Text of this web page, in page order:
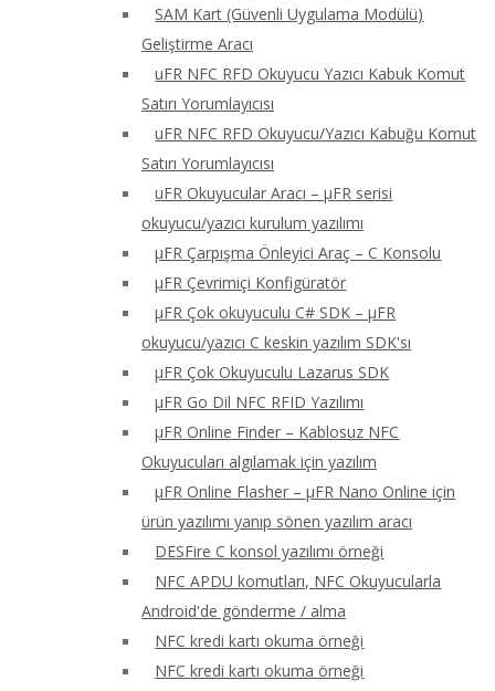
SAM Kart (Güvenli Uygulama Modülü)
Geliştirme Aracı
uFR NFC RFD Okuyucu Yazıcı Kabuk Komut
Satırı Yorumlayıcısı
uFR NFC RFD Okuyucu/Yazıcı Kabuğu Komut
Satırı Yorumlayıcısı
uFR Okuyucular Aracı – μFR serisi
okuyucu/yazıcı kurulum yazılımı
μFR Çarpışma Önleyici Araç – C Konsolu
μFR Çevrimiçi Konfigüratör
μFR Çok okuyuculu C# SDK – μFR
okuyucu/yazıcı C keskin yazılım SDK'sı
μFR Çok Okuyuculu Lazarus SDK
μFR Go Dil NFC RFID Yazılımı
μFR Online Finder – Kablosuz NFC
Okuyucuları algılamak için yazılım
μFR Online Flasher – μFR Nano Online için
ürün yazılımı yanıp sönen yazılım aracı
DESFire C konsol yazılımı örneği
NFC APDU komutları, NFC Okuyucularla
Android'de gönderme / alma
NFC kredi kartı okuma örneği
NFC kredi kartı okuma örneği